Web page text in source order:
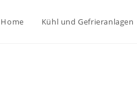
Home Kühl und Gefrieranlagen